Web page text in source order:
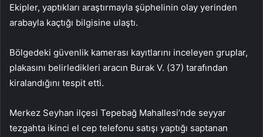
Ekipler, yaptıkları araştırmayla şüphelinin olay yerinden
arabayla kaçtığı bilgisine ulaştı.
Bölgedeki güvenlik kamerası kayıtlarını inceleyen gruplar,
plakasını belirledikleri aracın Burak V. (37) tarafından
kiralandığını tespit etti.
Merkez Seyhan ilçesi Tepebağ Mahallesi’nde seyyar
tezgahta ikinci el cep telefonu satışı yaptığı saptanan